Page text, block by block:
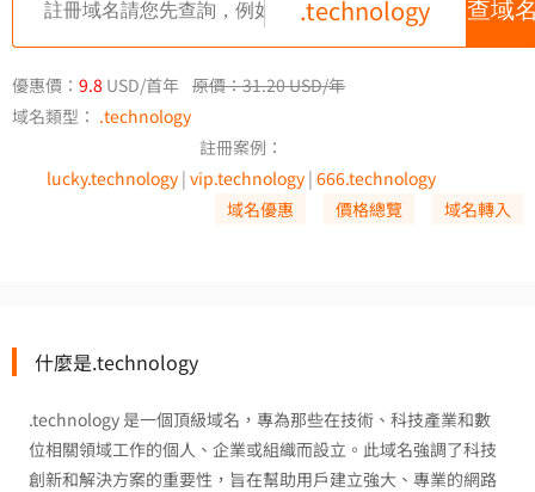
.technology
優惠價： 9.8 USD/首年 原價：31.20 USD/年
域名類型： .technology
註冊案例：
lucky.technology | vip.technology | 666.technology
域名優惠
價格總覽 域名轉入
什麼是.technology
.technology 是一個頂級域名，專為那些在技術、科技產業和數
位相關領域工作的個人、企業或組織而設立。此域名強調了科技
創新和解決方案的重要性，旨在幫助用戶建立強大、專業的網路